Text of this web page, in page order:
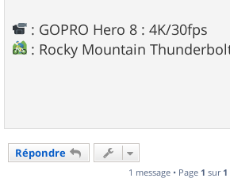
: GOPRO Hero 8 : 4K/30fps
: Rocky Mountain
Répondre
1 message • Page 1 sur 1